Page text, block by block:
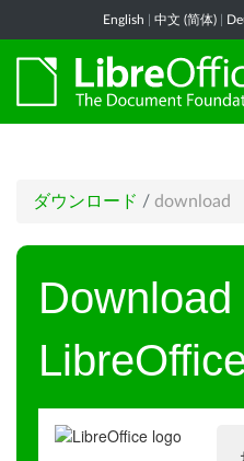
English 中文 (简体)
ダウンロード / download
Download